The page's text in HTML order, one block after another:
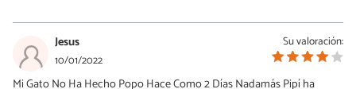
Hola Óscar Trejo, la página no es mía, solo es mi trabajo escribir
en ella los artículos que se me piden y no obtengo ningún
Su valoración:
Jesus
10/01/2022
Mi Gato No Ha Hecho Popo Hace Como 2 Días Nadamás Pipí ha